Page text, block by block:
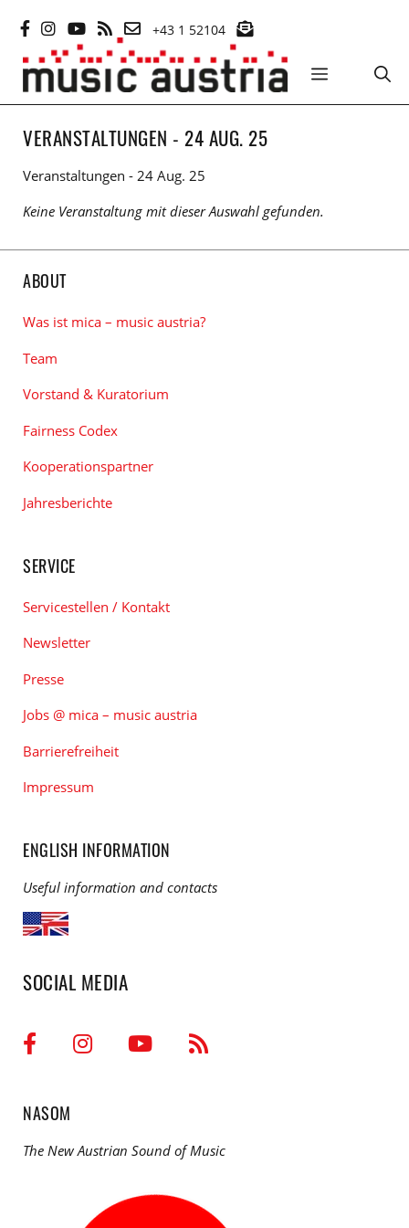
Inhalt
springen
+43 1 52104
MENÜ
VERANSTALTUNGEN - 24 AUG. 25
Veranstaltungen - 24 Aug. 25
Keine Veranstaltung mit dieser Auswahl gefunden.
ABOUT
Was ist mica – music austria?
Team
Vorstand & Kuratorium
Fairness Codex
Kooperationspartner
Jahresberichte
SERVICE
Servicestellen / Kontakt
Newsletter
Presse
Jobs @ mica – music austria
Barrierefreiheit
Impressum
ENGLISH INFORMATION
Useful information and contacts
SOCIAL MEDIA
NASOM
The New Austrian Sound of Music